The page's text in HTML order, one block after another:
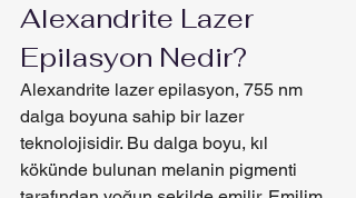
Alexandrite Lazer
Epilasyon Nedir?
Alexandrite lazer epilasyon, 755 nm
dalga boyuna sahip bir lazer
teknolojisidir. Bu dalga boyu, kıl
kökünde bulunan melanin pigmenti